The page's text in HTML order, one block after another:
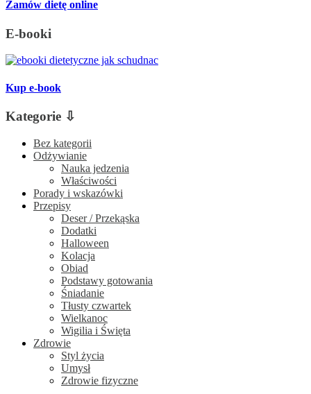
Zamów dietę online
E-booki
Kup e-book
Kategorie ⇩
Bez kategorii
Odżywianie
Nauka jedzenia
Właściwości
Porady i wskazówki
Przepisy
Deser / Przekąska
Dodatki
Halloween
Kolacja
Obiad
Podstawy gotowania
Śniadanie
Tłusty czwartek
Wielkanoc
Wigilia i Święta
Zdrowie
Styl życia
Umysł
Zdrowie fizyczne